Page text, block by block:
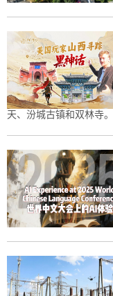
天、汾城古镇和双林寺。